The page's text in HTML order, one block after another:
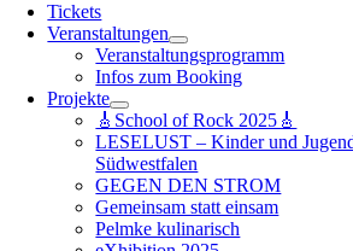
Tickets
Veranstaltungen
Veranstaltungsprogramm
Infos zum Booking
Projekte
🎸School of Rock 2025🎸
LESELUST – Kinder und
Südwestfalen
GEGEN DEN STROM
Gemeinsam statt einsam
Pelmke kulinarisch